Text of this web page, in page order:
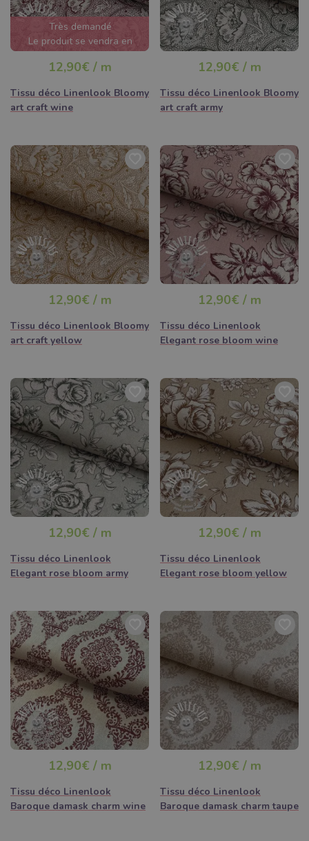
Très demandé
Le produit se vendra en
quelques heures
12,90€ / m
Tissu déco Linenlook Bloomy
art craft wine
12,90€ / m
Tissu déco Linenlook Bloomy
art craft army
12,90€ / m
Tissu déco Linenlook Bloomy
art craft yellow
12,90€ / m
Tissu déco Linenlook
Elegant rose bloom wine
12,90€ / m
Tissu déco Linenlook
Elegant rose bloom army
12,90€ / m
Tissu déco Linenlook
Elegant rose bloom yellow
12,90€ / m
Tissu déco Linenlook
Baroque damask charm wine
12,90€ / m
Tissu déco Linenlook
Baroque damask charm taupe